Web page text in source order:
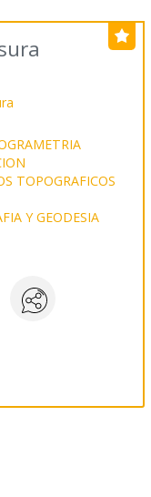
TOPOGRAFICOS
Y GEODESIA